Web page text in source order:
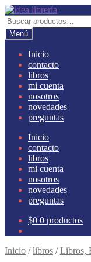
Ir
a
la
navegación
Ir
al
contenido
Buscar
por:Menú
Inicio
contacto
libros
mi cuenta
nosotros
novedades
preguntas
Inicio
contacto
libros
mi cuenta
nosotros
novedades
preguntas
$0 0 productos
Inicio /libros /Libros,